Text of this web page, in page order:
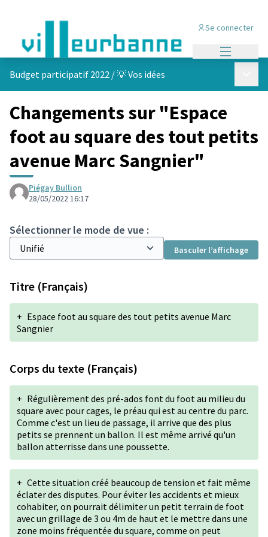
Se connecter
Budget participatif 2022 /💡 Vos idées
Changements sur "Espace
foot au square des tout petits
avenue Marc Sangnier"
Piégay Bullion
28/05/2022 16:17
Sélectionner le mode de vue :
Basculer l’affichage
Titre (Français)
+ Espace foot au square des tout petits avenue Marc
Sangnier
Corps du texte (Français)
+ Régulièrement des pré-ados font du foot au milieu du
square avec pour cages, le préau qui est au centre du parc.
Comme c'est un lieu de passage, il arrive que des plus
petits se prennent un ballon. Il est même arrivé qu'un
ballon atterrisse dans une poussette.
+ Cette situation créé beaucoup de tension et fait même
éclater des disputes. Pour éviter les accidents et mieux
cohabiter, on pourrait délimiter un petit terrain de foot
avec un grillage de 3 ou 4m de haut et le mettre dans une
zone moins fréquentée du square, comme on peut